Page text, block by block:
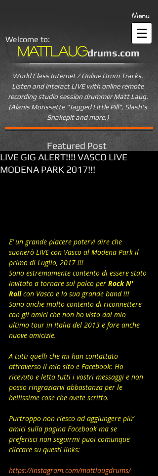
Menu
MattLaugdrums.com
Welcome to:
World Class Internet / Online Drum Tracks.
Listen and interact LIVE with online remote
recording studio session drummer Matt Laug.
(Alanis Morissette "Jagged Little Pill", Slash's
Snakepit and more.)
Featured Post
LIVE GIG ALERT!!!! VASCO LIVE
MODENA PARK 2017!!!
E’ un grande piacere potervi dire che
suonerò LIVE con Vasco al Modena Park il
primo di Luglio, 2017 !!!
Sono estremamente contento di essere stato
invitato a tornare sul palco per Rock N'
Roll con Vasco e la sua grande band !!!
Sono anche molto contento di riconnettere
con gli amici che non ho visto dal mio
ultimo tour in Italia del 2013 e fare anche
nuove amicizie.
A tutti quelli che mi han contattato
attraverso il mio sito e Facebook: Ho
ricevuto e letto tutti i vostri messaggi e non
posso ringraziarvi abbastanza per le
bellissime cose che avete scritto.
Purtroppo non riesco ad aggiungere più’
amici sulla pagina Facebook ma se
preferisci non seguirmi puoi comunque
cliccare su questi links:
https://instagram.com/mattlaugdrums/